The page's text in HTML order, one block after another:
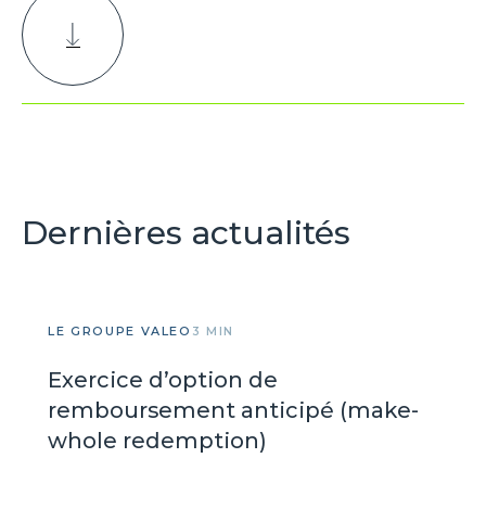
Dernières actualités
LE GROUPE VALEO 3 MIN
Exercice d’option de
remboursement anticipé (make-
whole redemption)